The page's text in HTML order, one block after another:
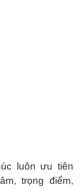
luôn ưu tiên
trọng điểm,